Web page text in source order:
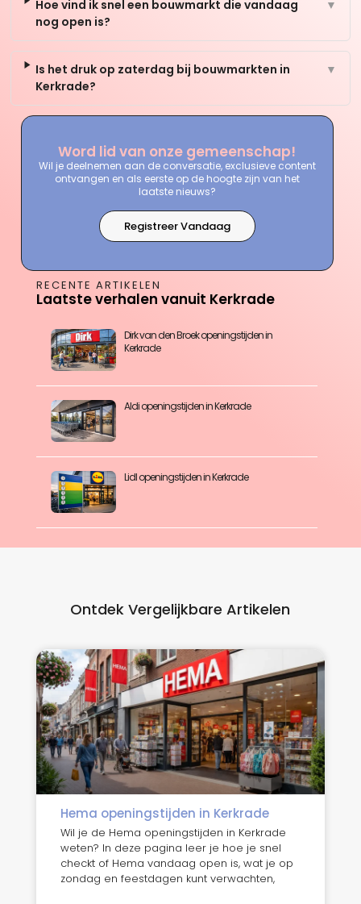
Hoe vind ik snel een bouwmarkt die vandaag
nog open is?
▼
Is het druk op zaterdag bij bouwmarkten in
Kerkrade?
▼
Word lid van onze gemeenschap!
Wil je deelnemen aan de conversatie, exclusieve content
ontvangen en als eerste op de hoogte zijn van het
laatste nieuws?
Registreer Vandaag
RECENTE ARTIKELEN
Laatste verhalen vanuit Kerkrade
Dirk van den Broek openingstijden in
Kerkrade
Aldi openingstijden in Kerkrade
Lidl openingstijden in Kerkrade
Ontdek Vergelijkbare Artikelen
Hema openingstijden in Kerkrade
Wil je de Hema openingstijden in Kerkrade
weten? In deze pagina leer je hoe je snel
checkt of Hema vandaag open is, wat je op
zondag en feestdagen kunt verwachten,